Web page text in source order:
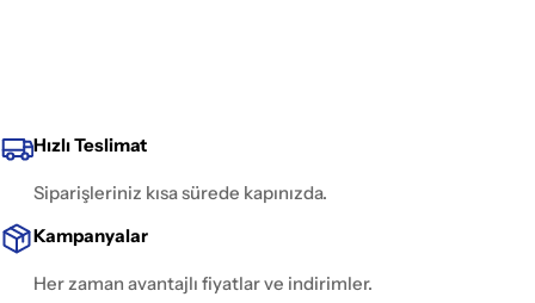
Hızlı Teslimat
Siparişleriniz kısa sürede kapınızda.
Kampanyalar
Her zaman avantajlı fiyatlar ve indirimler.